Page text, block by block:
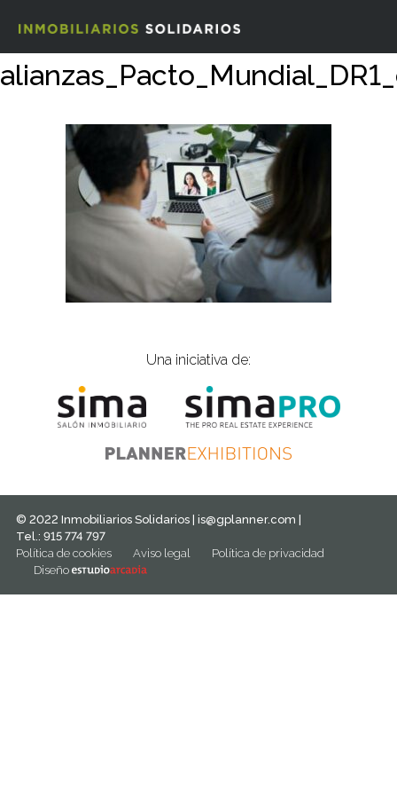
Una iniciativa de:
© 2022 Inmobiliarios Solidarios | is@gplanner.com |
Tel.: 915 774 797
Política de cookies
Aviso legal
Política de privacidad
Diseño